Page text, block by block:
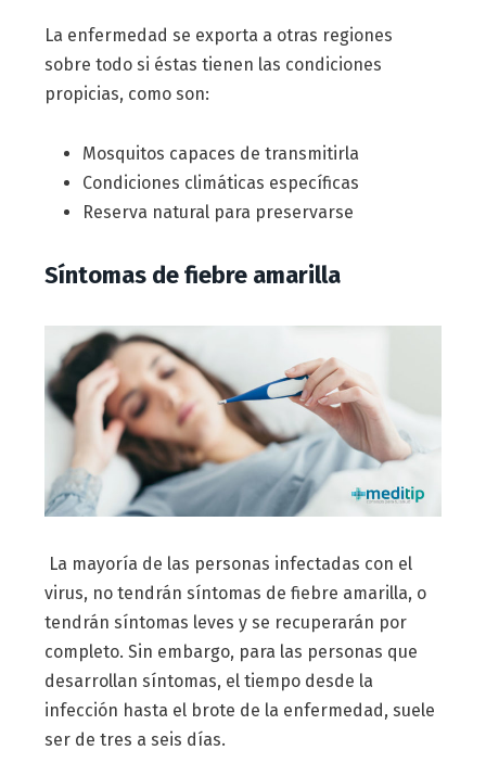
La enfermedad se exporta a otras regiones
sobre todo si éstas tienen las condiciones
propicias, como son:
Mosquitos capaces de transmitirla
Condiciones climáticas específicas
Reserva natural para preservarse
Síntomas de fiebre amarilla
La mayoría de las personas infectadas con el
virus, no tendrán síntomas de fiebre amarilla, o
tendrán síntomas leves y se recuperarán por
completo. Sin embargo, para las personas que
desarrollan síntomas, el tiempo desde la
infección hasta el brote de la enfermedad, suele
ser de tres a seis días.